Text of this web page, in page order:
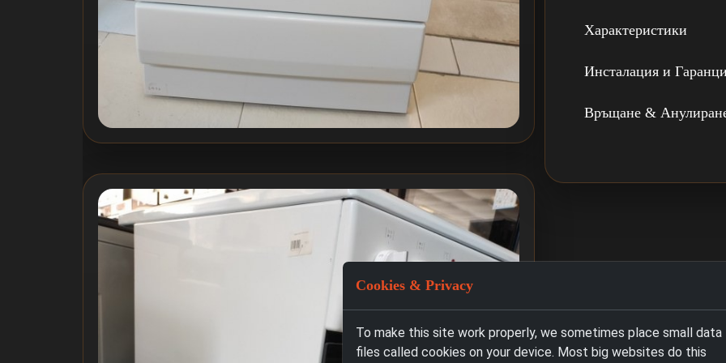
Характеристики
Инсталация и
Връщане &
Cookies & Privacy
To make this site work properly, we sometimes place small data
files called cookies on your device. Most big websites do this